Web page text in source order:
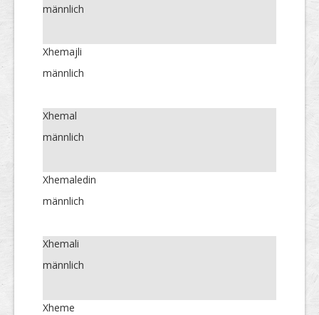
männlich
Xhemajli
männlich
Xhemal
männlich
Xhemaledin
männlich
Xhemali
männlich
Xheme